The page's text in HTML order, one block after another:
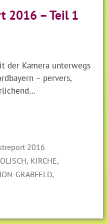
2016 – Teil 1
der Kamera unterwegs
– pervers,
2016
, KIRCHE,
GRABFELD,